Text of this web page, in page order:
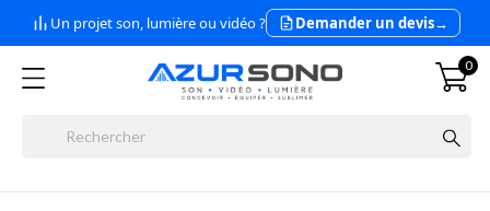
Un projet son, lumière ou vidéo ? Demander un devis→
0